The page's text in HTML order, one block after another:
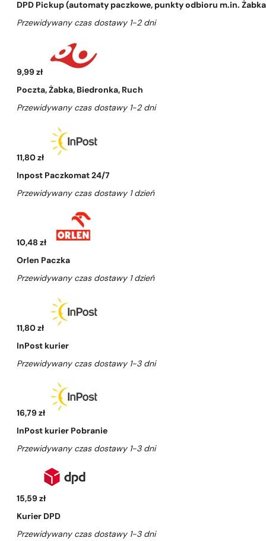
DPD Pickup (automaty paczkowe, punkty odbioru m.in.
Przewidywany czas dostawy 1-2 dni
9,99 zł
Poczta, Żabka, Biedronka, Ruch
Przewidywany czas dostawy 1-2 dni
11,80 zł
Inpost Paczkomat 24/7
Przewidywany czas dostawy 1 dzień
10,48 zł
Orlen Paczka
Przewidywany czas dostawy 1 dzień
11,80 zł
InPost kurier
Przewidywany czas dostawy 1-3 dni
16,79 zł
InPost kurier Pobranie
Przewidywany czas dostawy 1-3 dni
15,59 zł
Kurier DPD
Przewidywany czas dostawy 1-3 dni